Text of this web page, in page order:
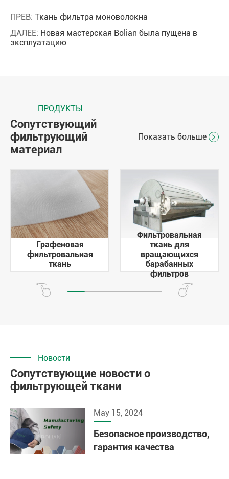
ПРЕВ: Ткань фильтра моноволокна
ДАЛЕЕ: Новая мастерская Bolian была пущена в
эксплуатацию
ПРОДУКТЫ
Сопутствующий
фильтрующий
материал
Показать больше 
Графеновая
фильтровальная
ткань
Фильтровальная
ткань для
вращающихся
барабанных
фильтров
Новости
Сопутствующие новости о
фильтрующей ткани
May 15, 2024
Безопасное производство,
гарантия качества